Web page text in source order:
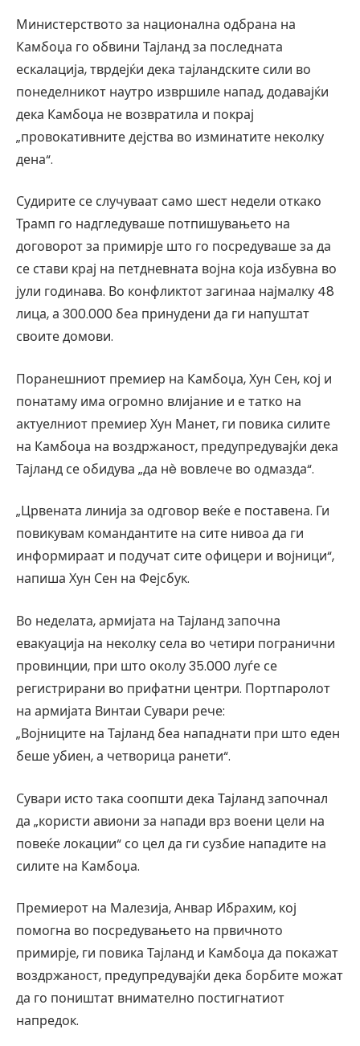
Министерството за национална одбрана на
Камбоџа го обвини Тајланд за последната
ескалација, тврдејќи дека тајландските сили во
понеделникот наутро извршиле напад, додавајќи
дека Камбоџа не возвратила и покрај
„провокативните дејства во изминатите неколку
дена“.
Судирите се случуваат само шест недели откако
Трамп го надгледуваше потпишувањето на
договорот за примирје што го посредуваше за да
се стави крај на петдневната војна која избувна во
јули годинава. Во конфликтот загинаа најмалку 48
лица, а 300.000 беа принудени да ги напуштат
своите домови.
Поранешниот премиер на Камбоџа, Хун Сен, кој и
понатаму има огромно влијание и е татко на
актуелниот премиер Хун Манет, ги повика силите
на Камбоџа на воздржаност, предупредувајќи дека
Тајланд се обидува „да нè вовлече во одмазда“.
„Црвената линија за одговор веќе е поставена. Ги
повикувам командантите на сите нивоа да ги
информираат и подучат сите офицери и војници“,
напиша Хун Сен на Фејсбук.
Во неделата, армијата на Тајланд започна
евакуација на неколку села во четири погранични
провинции, при што околу 35.000 луѓе се
регистрирани во прифатни центри. Портпаролот
на армијата Винтаи Сувари рече:
„Војниците на Тајланд беа нападнати при што еден
беше убиен, а четворица ранети“.
Сувари исто така соопшти дека Тајланд започнал
да „користи авиони за напади врз воени цели на
повеќе локации“ со цел да ги сузбие нападите на
силите на Камбоџа.
Премиерот на Малезија, Анвар Ибрахим, кој
помогна во посредувањето на првичното
примирје, ги повика Тајланд и Камбоџа да покажат
воздржаност, предупредувајќи дека борбите можат
да го поништат внимателно постигнатиот
напредок.